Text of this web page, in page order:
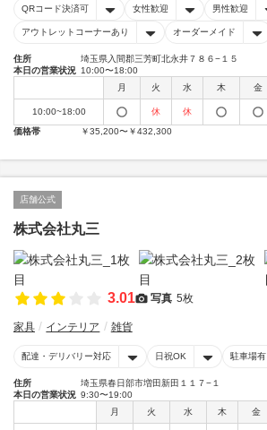
QRコード決済可 女性歓迎 男性歓迎
アウトレットコーナーあり オーダーメイド
住所
埼玉県入間郡三芳町北永井７８６−１５
本日の営業状況 10:00〜18:00
月
火 水 木 金
10:00~18:00 休
休
価格帯
￥35,200〜￥432,300
店舗公式
株式会社丸三
3.01 写真 5枚
家具 インテリア 雑貨
配達・デリバリー対応 日祝OK 駐車場有
住所
埼玉県春日部市増田新田１１７−１
本日の営業状況 9:30〜19:00
月
火 水 木 金